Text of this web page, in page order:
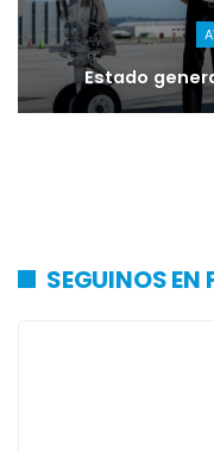
Estado
SEGUINOS EN